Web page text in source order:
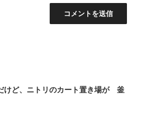
けど、ニトリのカート置き場が 釜